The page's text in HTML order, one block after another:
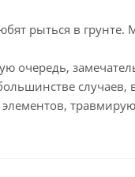
рыться в
очередь,